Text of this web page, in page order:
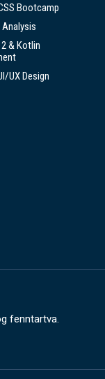
Bootcamp
& Kotlin
UX Design
fenntartva.